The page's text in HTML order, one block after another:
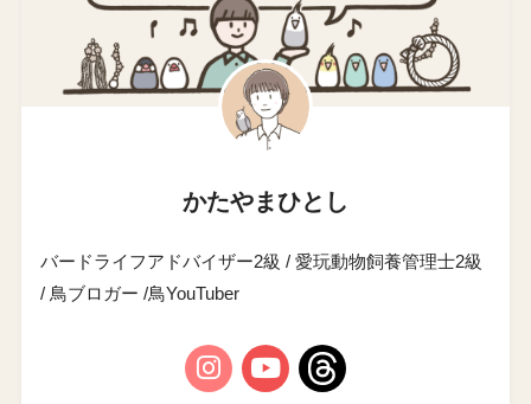
かたやまひとし
バードライフアドバイザー2級 / 愛玩動物飼養管理士2級
/ 鳥ブロガー /鳥YouTuber